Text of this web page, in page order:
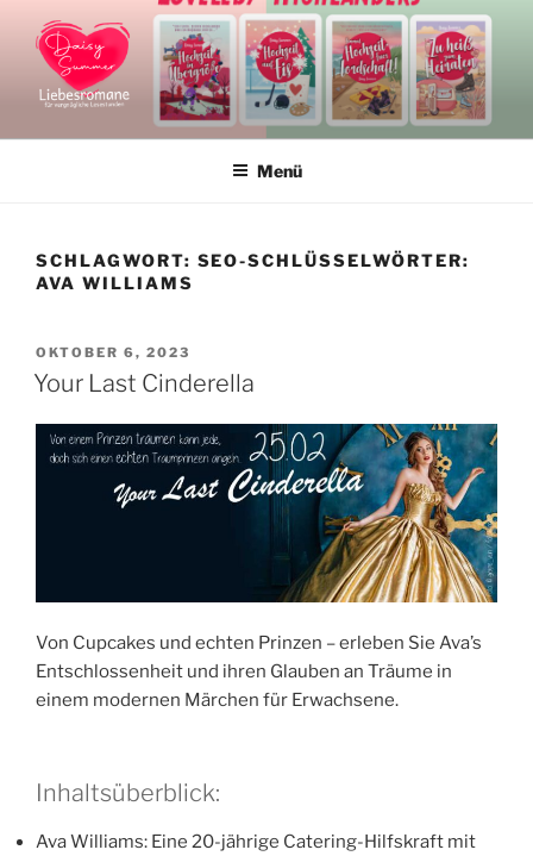
Inhalt
springen
DAISY SUMMER
Menü
SCHLAGWORT: SEO-SCHLÜSSELWÖRTER:
AVA WILLIAMS
VERÖFFENTLICHT
AM
OKTOBER 6, 2023
Your Last Cinderella
Von Cupcakes und echten Prinzen – erleben Sie Ava’s
Entschlossenheit und ihren Glauben an Träume in
einem modernen Märchen für Erwachsene.
Inhaltsüberblick:
Ava Williams: Eine 20-jährige Catering-Hilfskraft mit